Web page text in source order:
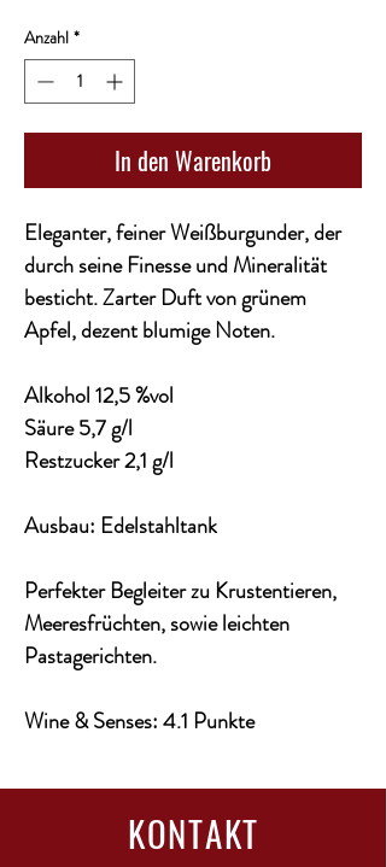
pro
1
Liter
Anzahl *
In den Warenkorb
Eleganter, feiner Weißburgunder, der
durch seine Finesse und Mineralität
besticht. Zarter Duft von grünem
Apfel, dezent blumige Noten.
Alkohol 12,5 %vol
Säure 5,7 g/l
Restzucker 2,1 g/l
Ausbau: Edelstahltank
Perfekter Begleiter zu Krustentieren,
Meeresfrüchten, sowie leichten
Pastagerichten.
Wine & Senses: 4.1 Punkte
KONTAKT